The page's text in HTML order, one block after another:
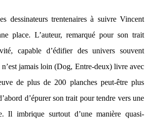
dessinateurs trentenaires à suivre Vincent
place. L’auteur, remarqué pour son trait
capable d’édifier des univers souvent
n’est jamais loin (Dog, Entre-deux) livre avec
de plus de 200 planches peut-être plus
d’épurer son trait pour tendre vers une
Il imbrique surtout d’une manière quasi-